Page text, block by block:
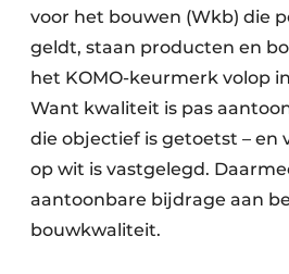
voor het bouwen (Wkb) die
geldt, staan producten en
het KOMO-keurmerk volop
Want kwaliteit is pas
die objectief is getoetst – en
op wit is vastgelegd.
aantoonbare bijdrage aan
bouwkwaliteit.